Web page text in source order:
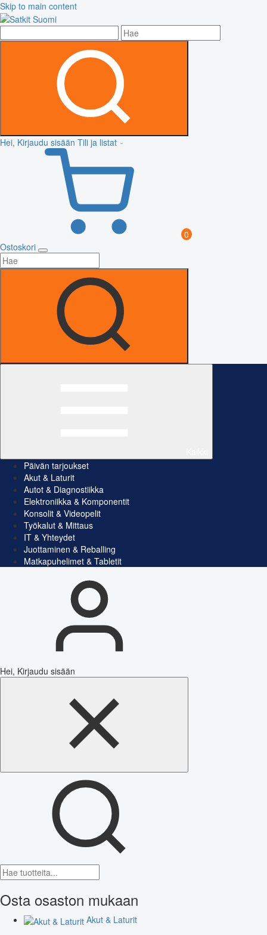
Skip to main content
Hei, Kirjaudu sisään Tili ja listat
0
Ostoskori
Päivän tarjoukset
Akut & Laturit
Autot & Diagnostiikka
Elektroniikka & Komponentit
Konsolit & Videopelit
Työkalut & Mittaus
IT & Yhteydet
Juottaminen & Reballing
Matkapuhelimet & Tabletit
Hei, Kirjaudu sisään
Osta osaston mukaan
Akut & Laturit